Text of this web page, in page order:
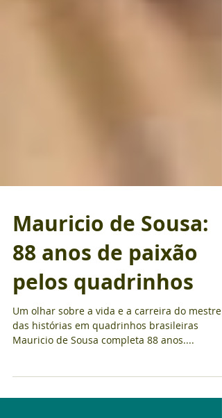
Mauricio de Sousa:
88 anos de paixão
pelos quadrinhos
Um olhar sobre a vida e a carreira do mestre
das histórias em quadrinhos brasileiras